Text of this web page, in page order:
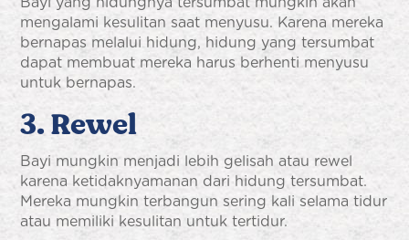
mengalami kesulitan saat menyusu. Karena mereka
bernapas melalui hidung, hidung yang tersumbat
dapat membuat mereka harus berhenti menyusu
untuk bernapas.
3. Rewel
Bayi mungkin menjadi lebih gelisah atau rewel
karena ketidaknyamanan dari hidung tersumbat.
Mereka mungkin terbangun sering kali selama tidur
atau memiliki kesulitan untuk tertidur.